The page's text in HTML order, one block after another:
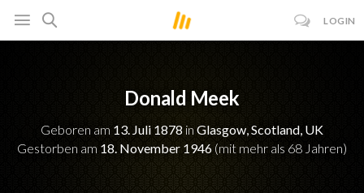
LOGIN
Donald Meek
Geboren am 13. Juli 1878 in Glasgow, Scotland, UK
Gestorben am 18. November 1946 (mit mehr als 68 Jahren)